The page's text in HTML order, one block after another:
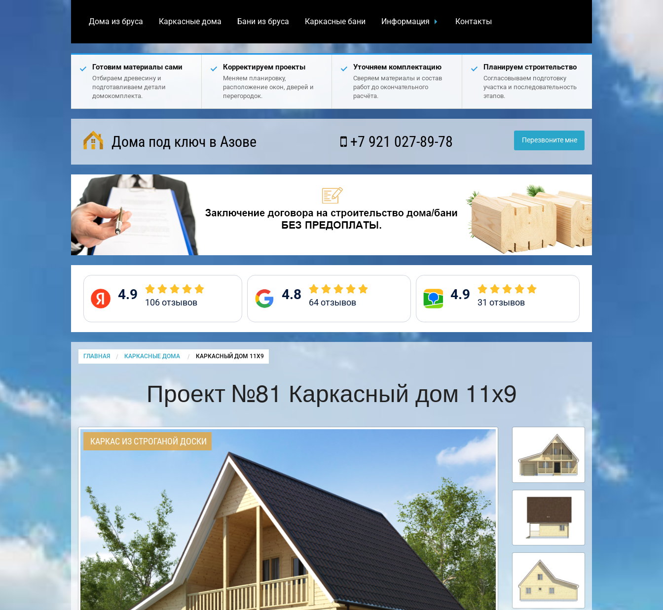
Дома из бруса Каркасные дома Бани из бруса Каркасные бани Информация Контакты
Готовим материалы сами
Отбираем древесину и
подготавливаем детали
домокомплекта.
Корректируем проекты
Меняем планировку,
расположение окон, дверей и
перегородок.
Уточняем комплектацию
Сверяем материалы и состав
работ до окончательного
расчёта.
Планируем строительство
Согласовываем подготовку
участка и последовательность
этапов.
Дома под ключ в Азове +7 921 027-89-78 Перезвоните мне
4.9 106отзывов 4.8 64отзывов 4.9 31 отзывов
ГЛАВНАЯ КАРКАСНЫЕ ДОМА CURRENT:
КАРКАСНЫЙ ДОМ 11Х9
Проект №81 Каркасный дом 11х9
КАРКАС ИЗ СТРОГАНОЙ ДОСКИ